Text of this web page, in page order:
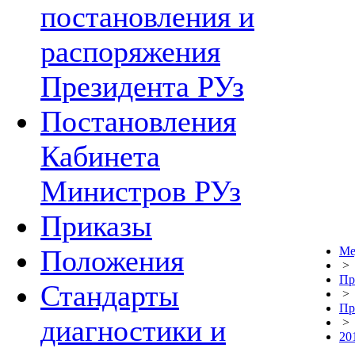
постановления и
распоряжения
Президента РУз
Постановления
Кабинета
Министров РУз
Приказы
Положения
Стандарты
диагностики и
>
>
>